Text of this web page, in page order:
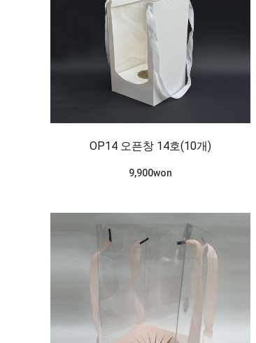
OP14 오픈창 14호(10개)
9,900won